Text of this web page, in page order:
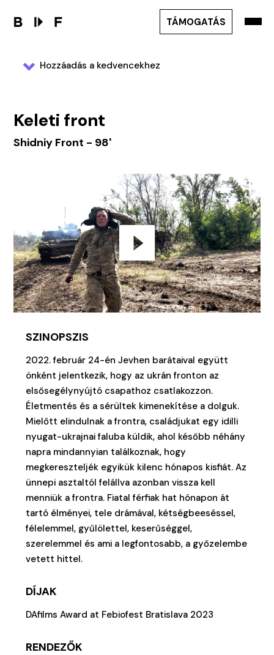
TÁMOGATÁS
Hozzáadás a kedvencekhez
Keleti front
Shidniy Front - 98'
SZINOPSZIS
2022. február 24-én Jevhen barátaival együtt
önként jelentkezik, hogy az ukrán fronton az
elsősegélynyújtó csapathoz csatlakozzon.
Életmentés és a sérültek kimenekítése a dolguk.
Mielőtt elindulnak a frontra, családjukat egy idilli
nyugat-ukrajnai faluba küldik, ahol később néhány
napra mindannyian találkoznak, hogy
megkereszteljék egyikük kilenc hónapos kisfiát. Az
ünnepi asztaltól felállva azonban vissza kell
menniük a frontra. Fiatal férfiak hat hónapon át
tartó élményei, tele drámával, kétségbeeséssel,
félelemmel, gyűlölettel, keserűséggel,
szerelemmel és ami a legfontosabb, a győzelembe
vetett hittel.
DÍJAK
DAfilms Award at Febiofest Bratislava 2023
RENDEZŐK